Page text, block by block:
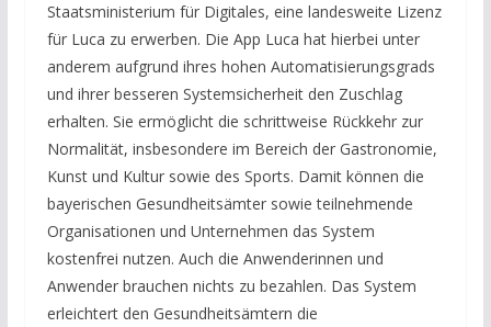
Staatsministerium für Digitales, eine landesweite Lizenz
für Luca zu erwerben. Die App Luca hat hierbei unter
anderem aufgrund ihres hohen Automatisierungsgrads
und ihrer besseren Systemsicherheit den Zuschlag
erhalten. Sie ermöglicht die schrittweise Rückkehr zur
Normalität, insbesondere im Bereich der Gastronomie,
Kunst und Kultur sowie des Sports. Damit können die
bayerischen Gesundheitsämter sowie teilnehmende
Organisationen und Unternehmen das System
kostenfrei nutzen. Auch die Anwenderinnen und
Anwender brauchen nichts zu bezahlen. Das System
erleichtert den Gesundheitsämtern die